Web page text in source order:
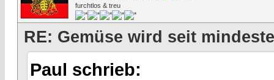
furchtlos & treu
RE: Gemüse wird seit
Paul schrieb: